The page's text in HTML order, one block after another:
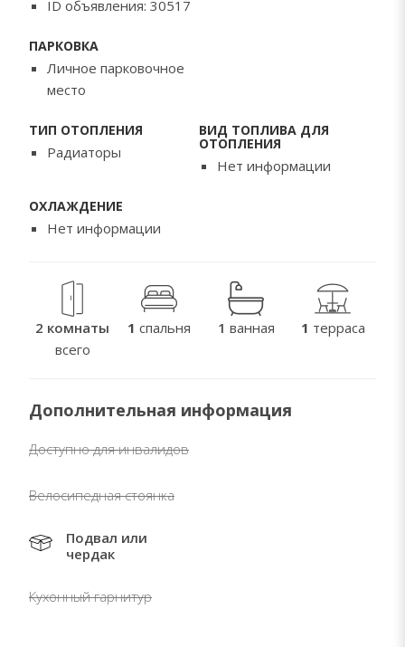
ID объявления: 30517
ПАРКОВКА
Личное парковочное
место
ТИП ОТОПЛЕНИЯ
Радиаторы
ВИД ТОПЛИВА ДЛЯ
ОТОПЛЕНИЯ
Нет информации
ОХЛАЖДЕНИЕ
Нет информации
2 комнаты
всего
1 спальня 1 ванная 1 терраса
Дополнительная информация
Доступно для инвалидов
Велосипедная стоянка
Подвал или
чердак
Кухонный гарнитур